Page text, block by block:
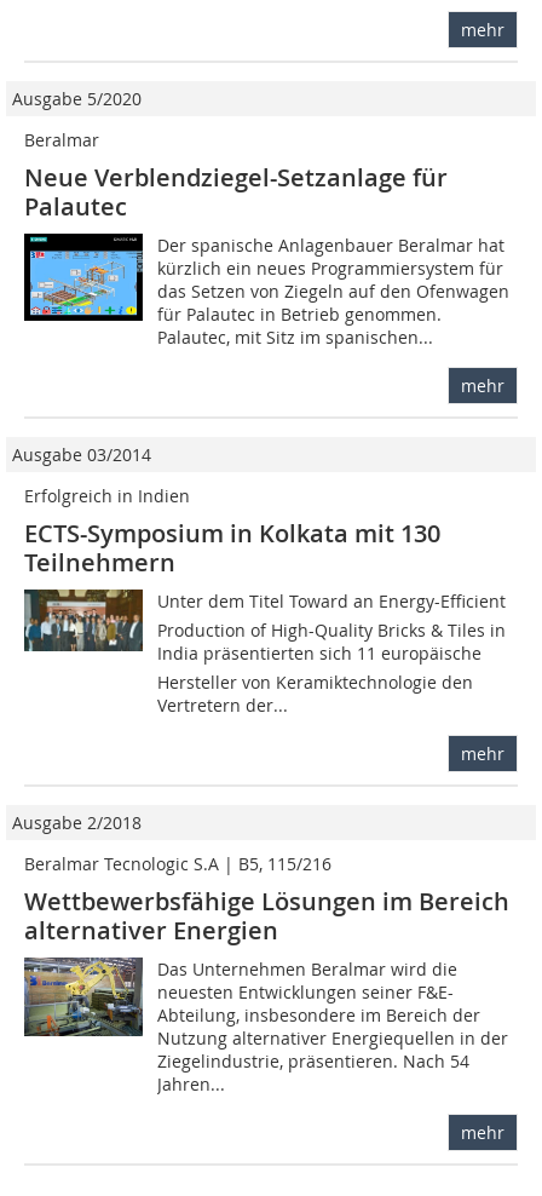
mehr
Ausgabe 5/2020
Beralmar
Neue Verblendziegel-Setzanlage für
Palautec
Der spanische Anlagenbauer Beralmar hat
kürzlich ein neues Programmiersystem für
das Setzen von Ziegeln auf den Ofenwagen
für Palautec in Betrieb genommen.
Palautec, mit Sitz im spanischen...
mehr
Ausgabe 03/2014
Erfolgreich in Indien
ECTS-Symposium in Kolkata mit 130
Teilnehmern
Unter dem Titel Toward an Energy-Efficient
Production of High-Quality Bricks & Tiles in
India präsentierten sich 11 europäische
Hersteller von Keramiktechnologie den
Vertretern der...
mehr
Ausgabe 2/2018
Beralmar Tecnologic S.A | B5, 115/216
Wettbewerbsfähige Lösungen im Bereich
alternativer Energien
Das Unternehmen Beralmar wird die
neuesten Entwicklungen seiner F&E-
Abteilung, insbesondere im Bereich der
Nutzung alternativer Energiequellen in der
Ziegelindustrie, präsentieren. Nach 54
Jahren...
mehr